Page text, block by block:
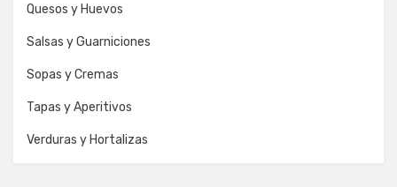
Quesos y Huevos
Salsas y Guarniciones
Sopas y Cremas
Tapas y Aperitivos
Verduras y Hortalizas